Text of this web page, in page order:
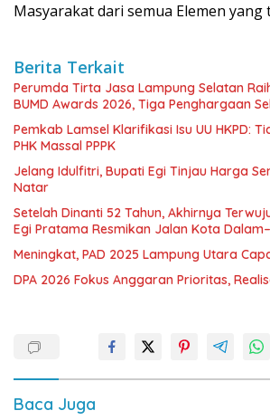
Masyarakat dari semua Elemen yang
Berita Terkait
Perumda Tirta Jasa Lampung Selatan
BUMD Awards 2026, Tiga Penghargaan
Pemkab Lamsel Klarifikasi Isu UU HKPD:
PHK Massal PPPK
Jelang Idulfitri, Bupati Egi Tinjau Harga
Natar
Setelah Dinanti 52 Tahun, Akhirnya
Egi Pratama Resmikan Jalan Kota
Meningkat, PAD 2025 Lampung Utara
DPA 2026 Fokus Anggaran Prioritas,
Baca Juga